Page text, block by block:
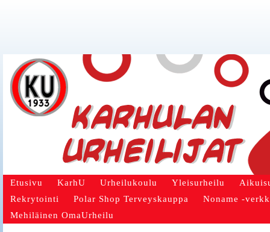
Etusivu KarhU Urheilukoulu Yleisurheilu
Rekrytointi
Polar Shop Terveyskauppa
Noname -
Mehiläinen OmaUrheilu